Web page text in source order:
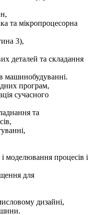
та мікропроцесорна
3),
деталей та складання
програм,
сучасного
та
моделювання процесів і
для
дизайні,